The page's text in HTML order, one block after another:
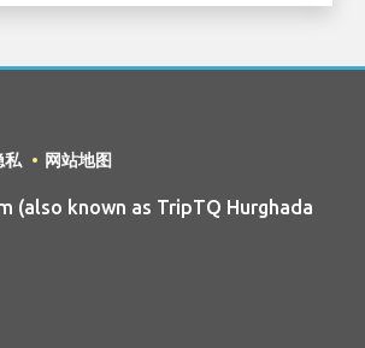
私 网站地图
(also known as TripTQ Hurghada